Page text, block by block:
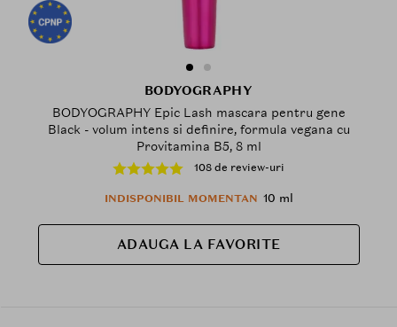
BODYOGRAPHY
BODYOGRAPHY Epic Lash mascara pentru gene
Black - volum intens si definire, formula vegana cu
Provitamina B5, 8 ml
108 de review-uri
INDISPONIBIL MOMENTAN 10 ml
ADAUGA LA FAVORITE